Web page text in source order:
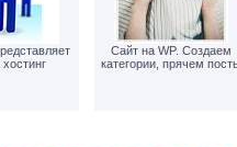
Сайт на WP. Создаем
категории, прячем